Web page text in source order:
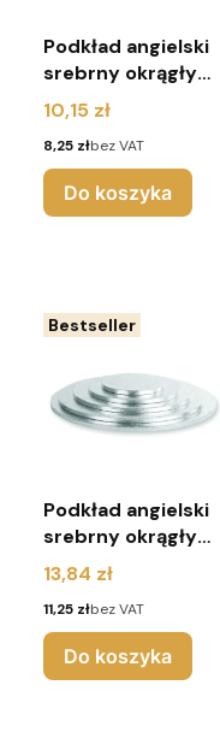
Podkład angielski
srebrny okrągły
r.25
Cena
10,15 zł
Cena
8,25 złbez VAT
Do koszyka
Bestseller
Podkład angielski
srebrny okrągły
r.30
Cena
13,84 zł
Cena
11,25 złbez VAT
Do koszyka